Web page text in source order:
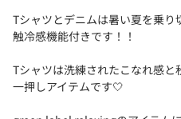
Tシャツとデニムは暑い夏を乗
触冷感機能付きです！！
Tシャツは洗練されたこなれ感と
一押しアイテムです🤍